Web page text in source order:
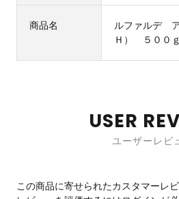
商品名
ルファルデ
Ｈ） ５００ｇ
USER
ユーザーレビ
この商品に寄せられたカスタマーレ